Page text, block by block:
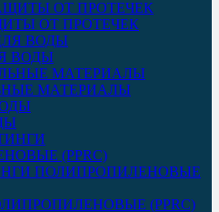
ОТ ПРОТЕЧЕК
ВОДЫ
МАТЕРИАЛЫ
ПОЛИПРОПИЛЕНОВЫЕ
(PPRC)